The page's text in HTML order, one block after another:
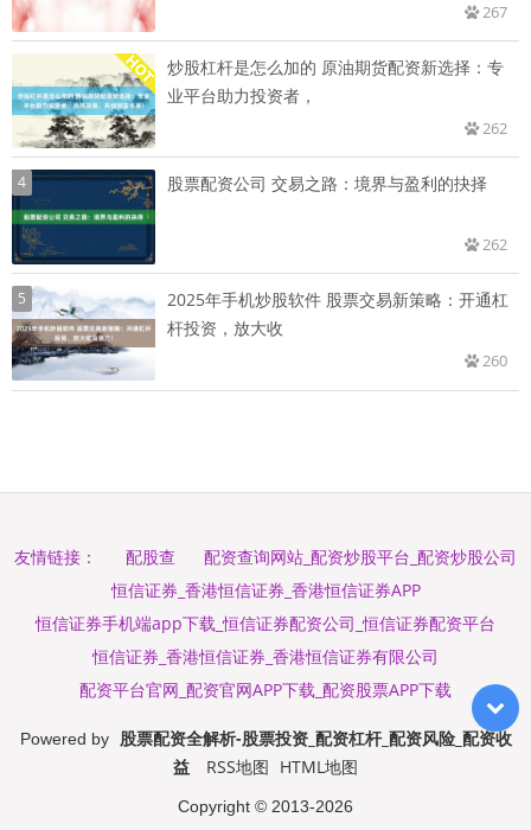
267
炒股杠杆是怎么加的 原油期货配资新选择：专
业平台助力投资者，
262
4 股票配资公司 交易之路：境界与盈利的抉择
262
5
2025年手机炒股软件 股票交易新策略：开通杠
杆投资，放大收
260
友情链接： 配股查
配资查询网站_配资炒股平台_配资炒股公司
恒信证券_香港恒信证券_香港恒信证券APP
恒信证券手机端app下载_恒信证券配资公司_恒信证券配资平台
恒信证券_香港恒信证券_香港恒信证券有限公司
配资平台官网_配资官网APP下载_配资股票APP下载
Powered by
股票配资全解析-股票投资_配资杠杆_配资风险_配资收
益
RSS地图 HTML地图
Copyright © 2013-2026